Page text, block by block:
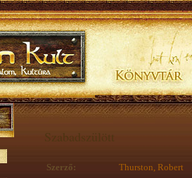
Szabadszülött
Szerző:
Thurston, Robert